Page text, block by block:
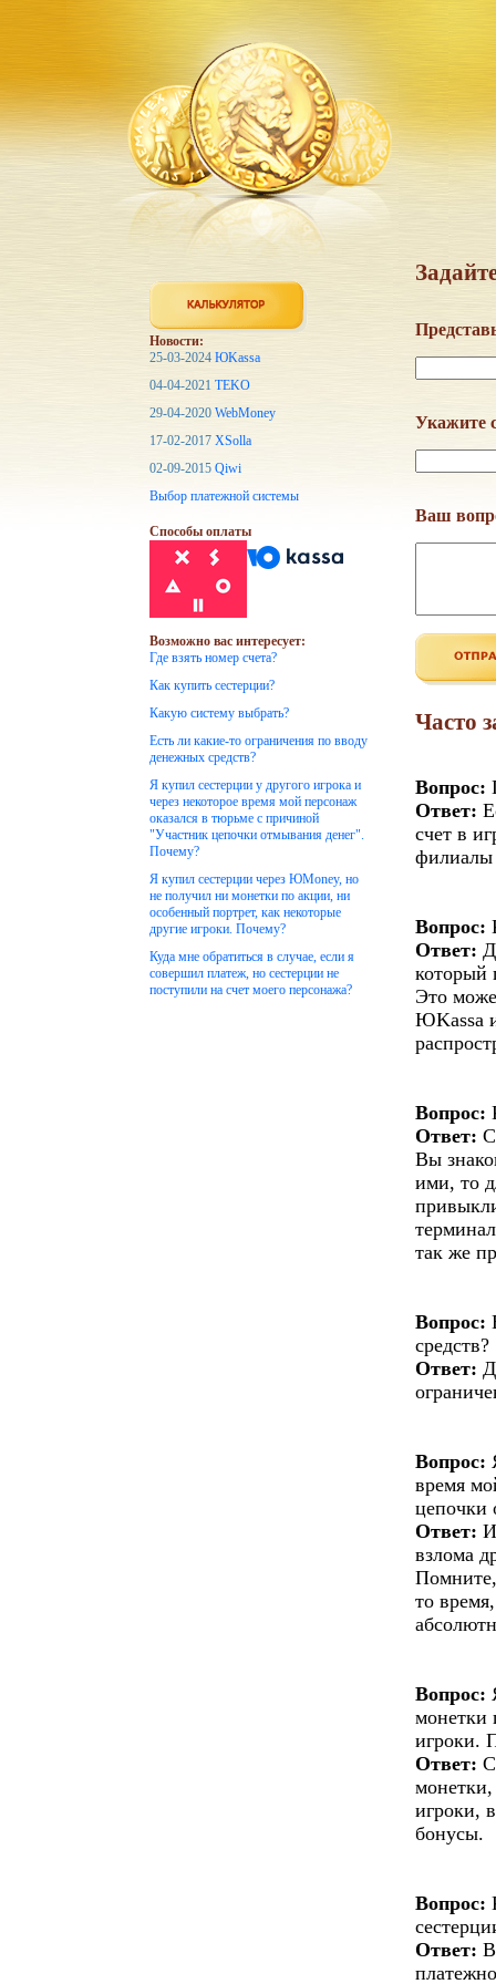
Укажите
Ваш
Часто
Вопрос:
Ответ:
счет в
филиалы
Вопрос:
Ответ:
который
Это
ЮKassa
Вопрос:
Ответ:
Вы
ими, то
так же
Вопрос:
средств?
Ответ:
Вопрос:
время
цепочки
Ответ:
взлома
то
Вопрос:
монетки
игроки.
Ответ:
монетки,
игроки,
бонусы.
Вопрос:
Ответ:
Новости:
25-03-2024 ЮKassa
04-04-2021 TEKO
29-04-2020 WebMoney
17-02-2017 XSolla
02-09-2015 Qiwi
Выбор платежной системы
Способы оплаты
Возможно вас интересует:
Где взять номер счета?
Как купить сестерции?
Какую систему выбрать?
Есть ли какие-то ограничения по вводу
денежных средств?
Я купил сестерции у другого игрока и
через некоторое время мой персонаж
оказался в тюрьме с причиной
"Участник цепочки отмывания денег".
Почему?
Я купил сестерции через ЮMoney, но
не получил ни монетки по акции, ни
особенный портрет, как некоторые
другие игроки. Почему?
Куда мне обратиться в случае, если я
совершил платеж, но сестерции не
поступили на счет моего персонажа?